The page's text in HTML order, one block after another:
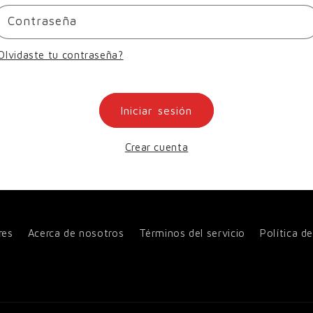
Contraseña
tu contraseña?
Iniciar sesión
Crear cuenta
Acerca de nosotros Términos del servicio Política